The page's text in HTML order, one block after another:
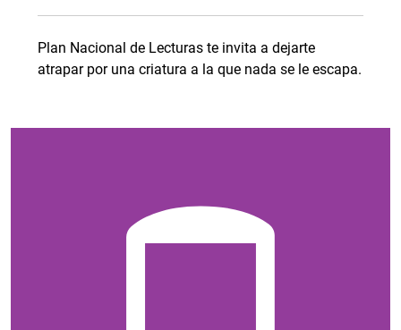
Plan Nacional de Lecturas te invita a dejarte
atrapar por una criatura a la que nada se le escapa.